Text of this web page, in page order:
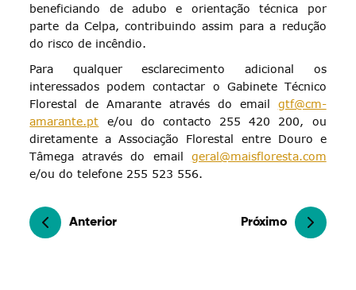
beneficiando de adubo e orientação técnica por
parte da Celpa, contribuindo assim para a redução
do risco de incêndio.
Para qualquer esclarecimento adicional os
interessados podem contactar o Gabinete Técnico
Florestal de Amarante através do email gtf@cm-
amarante.pt e/ou do contacto 255 420 200, ou
diretamente a Associação Florestal entre Douro e
Tâmega através do email geral@maisfloresta.com
e/ou do telefone 255 523 556.
Anterior Próximo